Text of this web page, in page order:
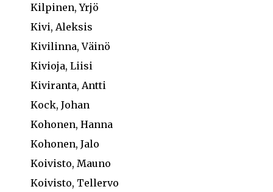
Kilpinen, Yrjö
Kivi, Aleksis
Kivilinna, Väinö
Kivioja, Liisi
Kiviranta, Antti
Kock, Johan
Kohonen, Hanna
Kohonen, Jalo
Koivisto, Mauno
Koivisto, Tellervo